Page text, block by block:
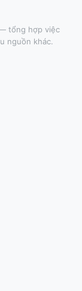
tổng hợp việc
nguồn khác.